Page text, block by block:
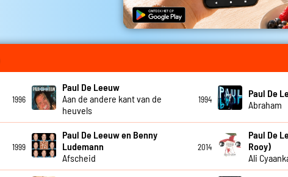
1996
Paul De Leeuw
Aan de andere kant van de
heuvels
1994
Paul De
Abraham
1999
Paul De Leeuw en Benny
Ludemann
Afscheid
2014
Paul De
Rooy)
Ali